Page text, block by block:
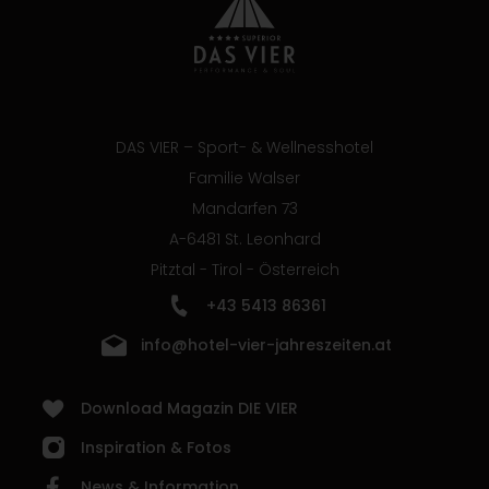
DAS VIER – Sport- & Wellnesshotel
Familie Walser
Mandarfen 73
A-6481 St. Leonhard
Pitztal - Tirol - Österreich
+43 5413 86361
info@hotel-vier-jahreszeiten.at
Download Magazin DIE VIER
Inspiration & Fotos